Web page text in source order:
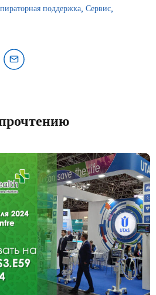
поддержка Сервис